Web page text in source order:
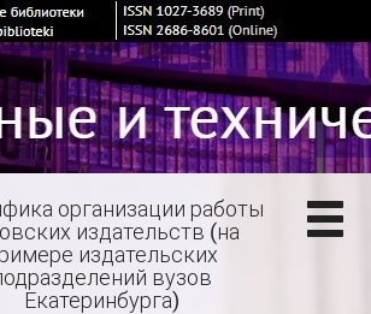
организации работы
издательств (на
издательских
вузов
Екатеринбурга)